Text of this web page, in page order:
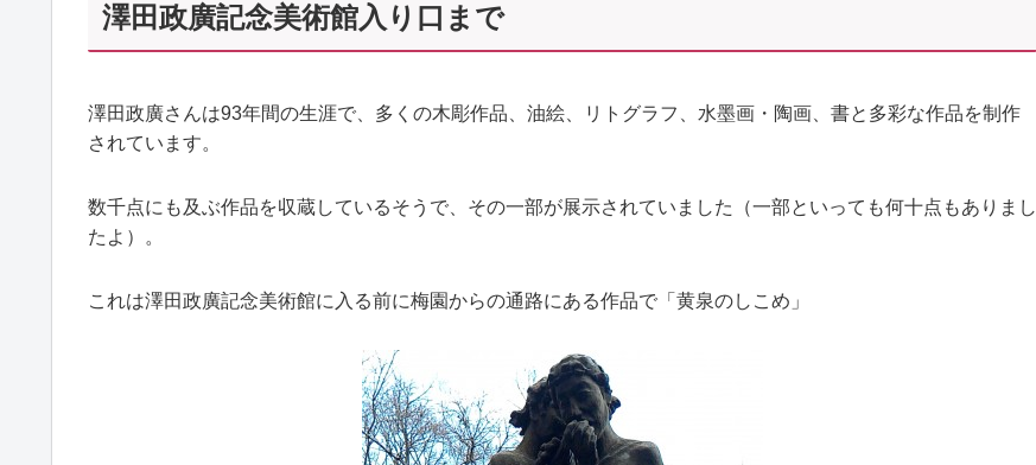
澤田政廣記念美術館入り口まで
澤田政廣さんは93年間の生涯で、多くの木彫作品、油絵、リトグラフ、水墨画・陶画、書と多彩な作品を制作
されています。
数千点にも及ぶ作品を収蔵しているそうで、その一部が展示されていました（一部といっても何十点もありまし
たよ）。
これは澤田政廣記念美術館に入る前に梅園からの通路にある作品で「黄泉のしこめ」